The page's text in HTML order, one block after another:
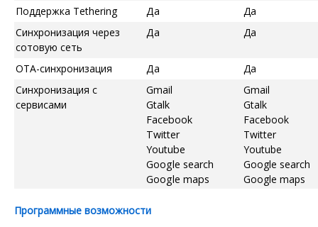
Поддержка Tethering Да
Да
Синхронизация через
сотовую сеть
Да Да
OTA-синхронизация Да
Да
Синхронизация с
сервисами
Gmail
Gtalk
Facebook
Twitter
Youtube
Google search
Google maps
Gmail
Gtalk
Facebook
Twitter
Youtube
Google search
Google maps
Программные возможности